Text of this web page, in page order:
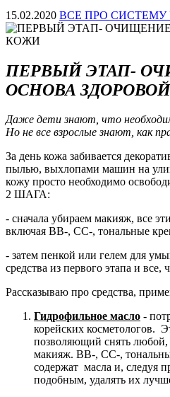
15.02.2020 ВСЕ ПРО СИСТЕМУ
ПЕРВЫЙ ЭТАП-
ОСНОВА
Даже дети знают, что
Но не все взрослые знают, как
За день кожа забивается
пылью, выхлопами машин на
кожу просто необходимо
2 ШАГА:
- сначала убираем макияж, все
включая ВВ-, СС-, тональные
- затем пенкой или гелем для
средства из первого этапа и все,
Рассказываю про средства,
Гидрофильное масло -
корейских косметологов.
позволяющий снять
макияж. ВВ-, СС-,
содержат масла и, следуя
подобным, удалять их